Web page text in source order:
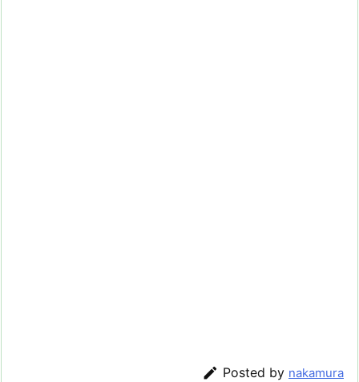
 Posted by nakamura